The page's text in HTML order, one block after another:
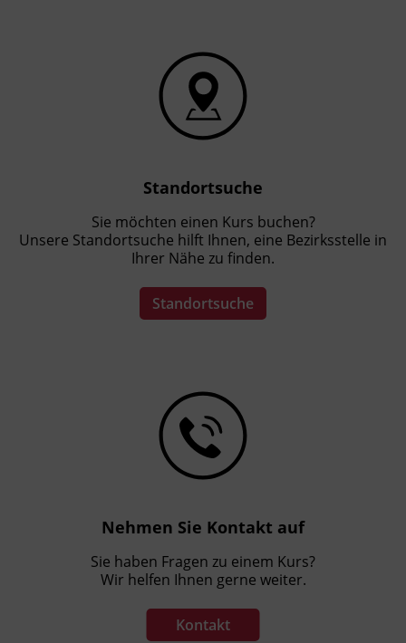
Standortsuche
Sie möchten einen Kurs buchen?
Unsere Standortsuche hilft Ihnen, eine Bezirksstelle in
Ihrer Nähe zu finden.
Standortsuche
Nehmen Sie Kontakt auf
Sie haben Fragen zu einem Kurs?
Wir helfen Ihnen gerne weiter.
Kontakt